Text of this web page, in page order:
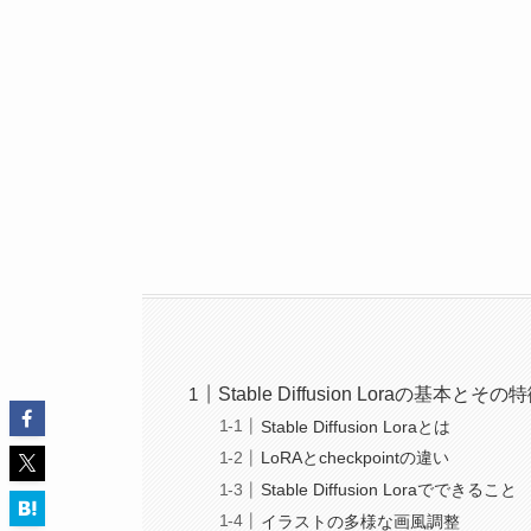
Stable Diffusion Loraの基本とその特
Stable Diffusion Loraとは
LoRAとcheckpointの違い
Stable Diffusion Loraでできること
イラストの多様な画風調整